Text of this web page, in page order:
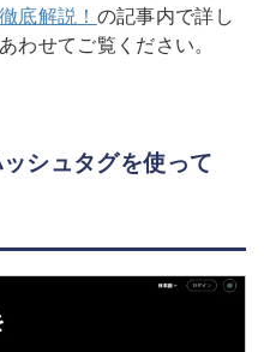
底解説！ の記事内で詳し
わせてご覧ください。
シュタグを使って